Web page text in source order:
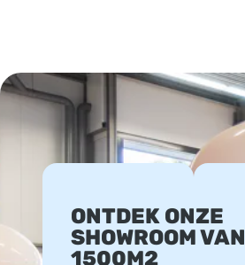
ONTDEK ONZE
SHOWROOM VAN
1500M2